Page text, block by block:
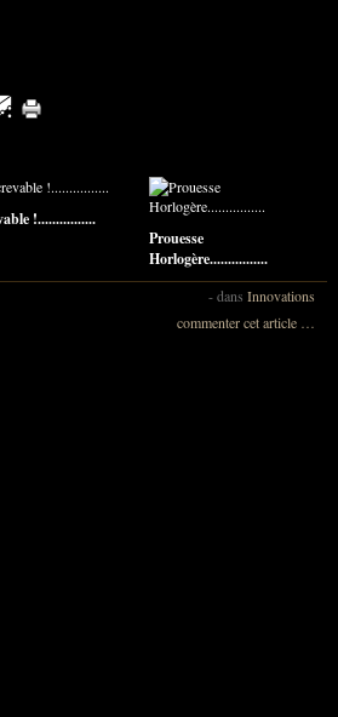
!................
Prouesse
Horlogère................
-dans Innovations
commenter cet article